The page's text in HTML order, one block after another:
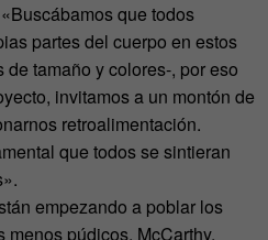
que todos
partes del cuerpo en estos
tamaño y colores-, por eso
invitamos a un montón de
retroalimentación.
que todos se sintieran
empezando a poblar los
púdicos. McCarthy,